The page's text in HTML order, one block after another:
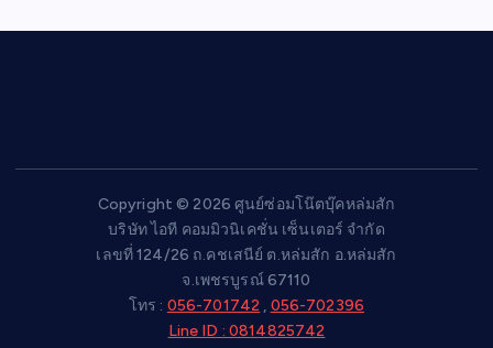
Copyright © 2026 ศูนย์ซ่อมโน๊ตบุ๊คหล่มสัก
บริษัท ไอที คอมมิวนิเคชั่น เซ็นเตอร์ จำกัด
เลขที่ 124/26 ถ.คชเสนีย์ ต.หล่มสัก อ.หล่มสัก
จ.เพชรบูรณ์ 67110
โทร : 056-701742 , 056-702396
Line ID : 0814825742